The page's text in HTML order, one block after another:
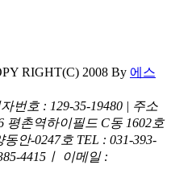
RIGHT(C) 2008 By 에스
번호 : 129-35-19480 | 주소
평촌역하이필드 C동 1602호
동안-0247호 TEL : 031-393-
4415ㅣ 이메일 :